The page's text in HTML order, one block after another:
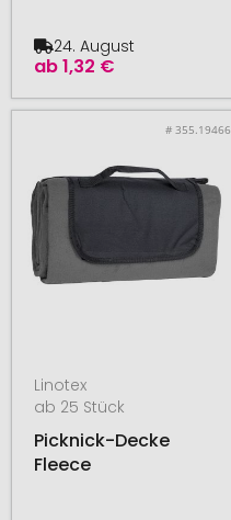
ab1,32 €
24. August
# 355.19466
Linotex
ab 25 Stück
Picknick-Decke
Fleece